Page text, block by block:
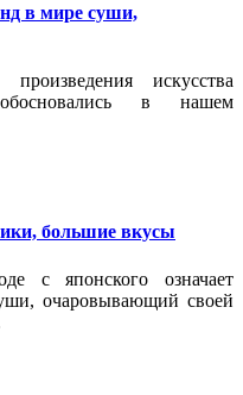
в мире суши,
искусства
в нашем
большие вкусы
с японского означает
очаровывающий своей